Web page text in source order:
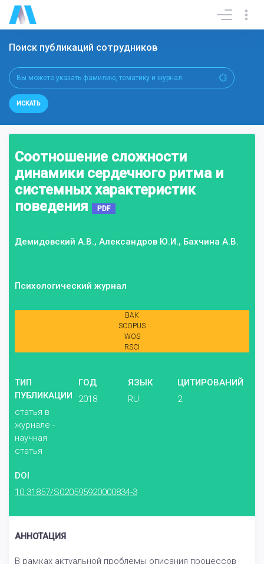
Поиск публикаций сотрудников
ИСКАТЬ
Соотношение сложности
динамики сердечного ритма и
системных характеристик
поведения
PDF
Демидовский А.В., Александров Ю.И., Бахчина А.В.
Психологический журнал
ВАК
SCOPUS
WOS
RSCI
ТИП
ПУБЛИКАЦИИ
статья в
журнале -
научная
статья
ГОД
2018
ЯЗЫК
RU
ЦИТИРОВАНИЙ
2
DOI
10.31857/S020595920000834-3
АННОТАЦИЯ
В рамках актуальной проблемы описания процессов